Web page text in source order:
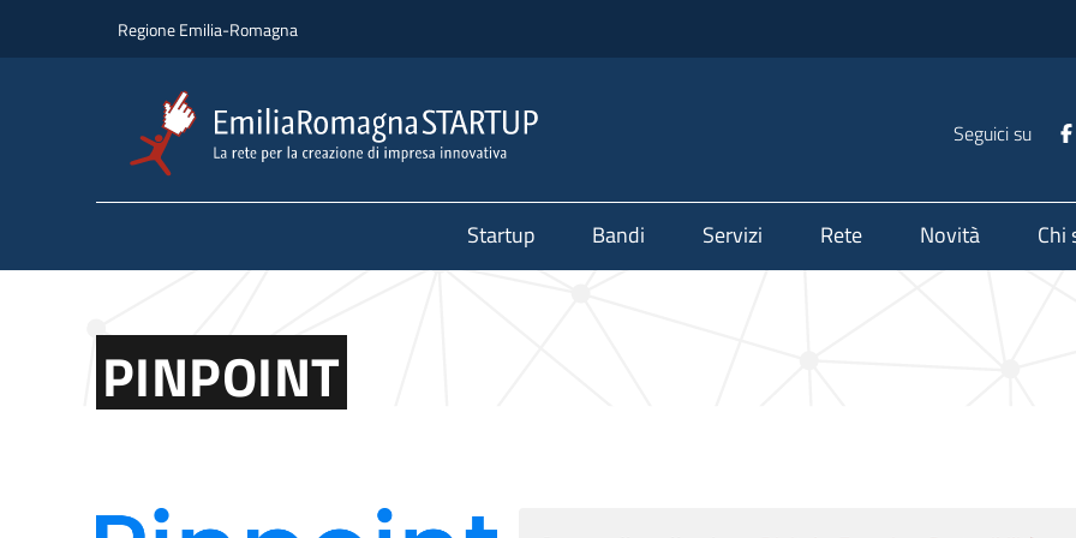
Regione Emilia-Romagna
Seguici su
Startup Bandi Servizi Rete Novità Chi
PINPOINT